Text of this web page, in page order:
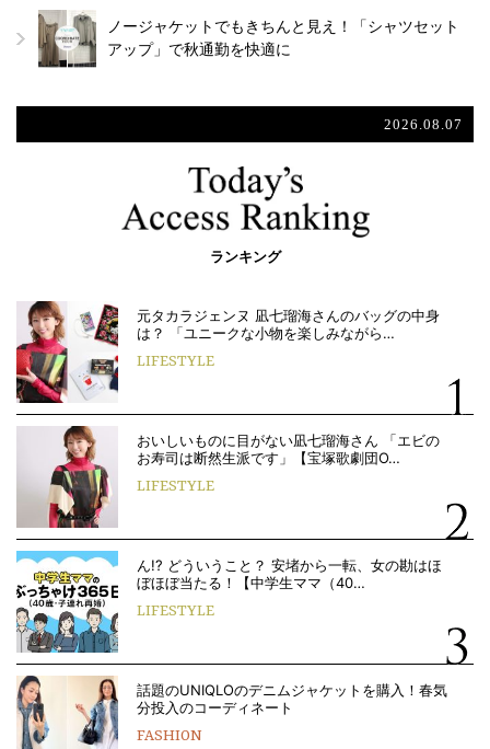
ノージャケットでもきちんと見え！「シャツセット
アップ」で秋通勤を快適に
2026.08.07
ランキング
元タカラジェンヌ 凪七瑠海さんのバッグの中身
は？ 「ユニークな小物を楽しみながら…
LIFESTYLE
おいしいものに目がない凪七瑠海さん 「エビの
お寿司は断然生派です」【宝塚歌劇団O…
LIFESTYLE
ん!? どういうこと？ 安堵から一転、女の勘はほ
ぼほぼ当たる！【中学生ママ（40…
LIFESTYLE
話題のUNIQLOのデニムジャケットを購入！春気
分投入のコーディネート
FASHION